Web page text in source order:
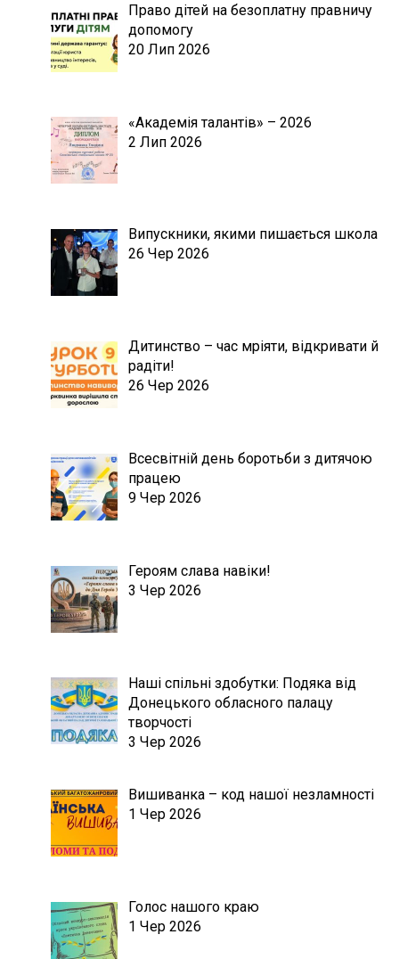
Право дітей на безоплатну правничу
допомогу
20 Лип 2026
«Академія талантів» – 2026
2 Лип 2026
Випускники, якими пишається школа
26 Чер 2026
Дитинство – час мріяти, відкривати й
радіти!
26 Чер 2026
Всесвітній день боротьби з дитячою
працею
9 Чер 2026
Героям слава навіки!
3 Чер 2026
Наші спільні здобутки: Подяка від
Донецького обласного палацу
творчості
3 Чер 2026
Вишиванка – код нашої незламності
1 Чер 2026
Голос нашого краю
1 Чер 2026